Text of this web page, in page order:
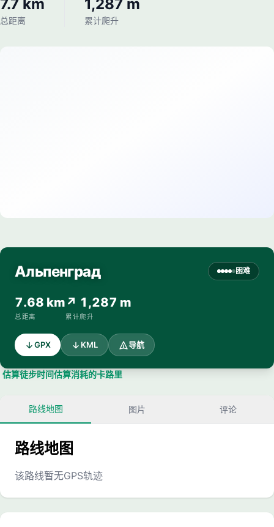
7.7 km
总距离
1,287 m
累计爬升
Альпенград 困难
7.68 km
总距离
↗ 1,287 m
累计爬升
GPX KML 导航
估算徒步时间估算消耗的卡路里
路线地图 图片 评论
路线地图
该路线暂无GPS轨迹